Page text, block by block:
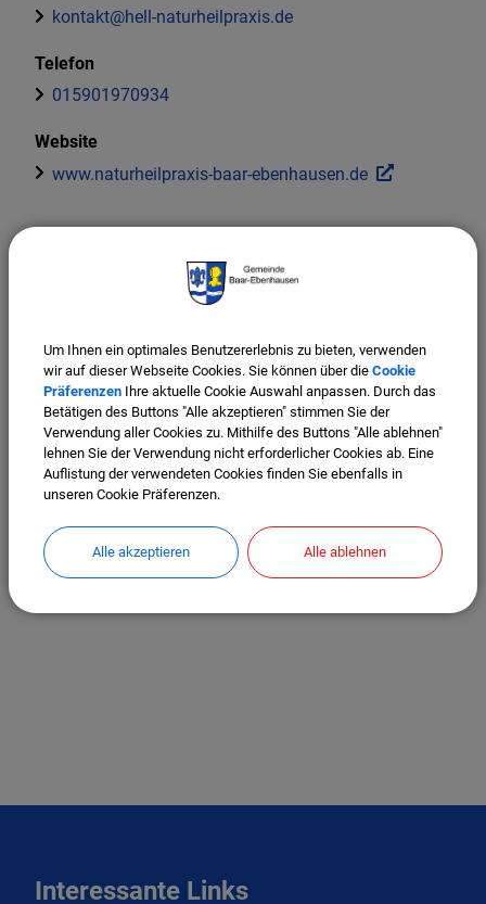
kontakt@hell-naturheilpraxis.de
Telefon
015901970934
Website
www.naturheilpraxis-baar-ebenhausen.de
Interessante Links
Um Ihnen ein optimales Benutzererlebnis zu bieten, verwenden
wir auf dieser Webseite Cookies. Sie können über die Cookie
Präferenzen Ihre aktuelle Cookie Auswahl anpassen. Durch das
Betätigen des Buttons "Alle akzeptieren" stimmen Sie der
Verwendung aller Cookies zu. Mithilfe des Buttons "Alle ablehnen"
lehnen Sie der Verwendung nicht erforderlicher Cookies ab. Eine
Auflistung der verwendeten Cookies finden Sie ebenfalls in
unseren Cookie Präferenzen.
Alle akzeptieren Alle ablehnen